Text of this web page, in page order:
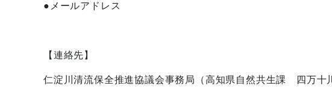
●メールアドレス
【連絡先】
仁淀川清流保全推進協議会事務局（高知県自然共生課 四万十